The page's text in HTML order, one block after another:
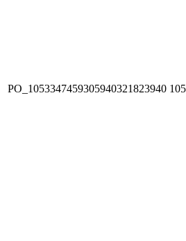
PO_1053347459305940321823940